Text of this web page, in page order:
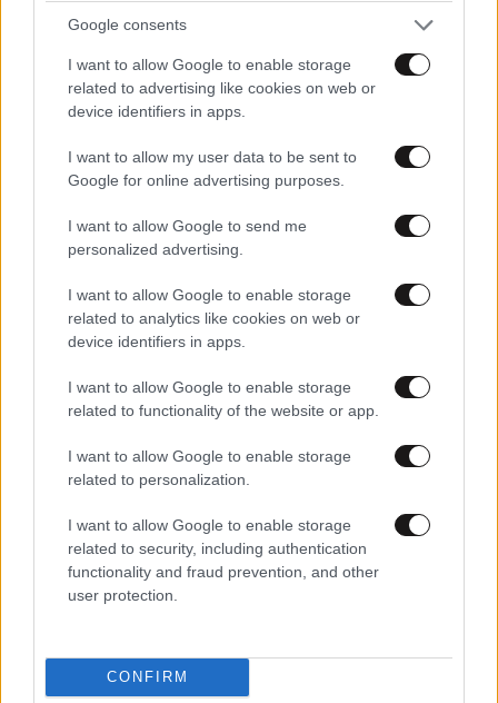
Google consents
I want to allow Google to enable storage
related to advertising like cookies on web or
device identifiers in apps.
I want to allow my user data to be sent to
Google for online advertising purposes.
I want to allow Google to send me
personalized advertising.
I want to allow Google to enable storage
related to analytics like cookies on web or
device identifiers in apps.
I want to allow Google to enable storage
related to functionality of the website or app.
I want to allow Google to enable storage
related to personalization.
I want to allow Google to enable storage
related to security, including authentication
functionality and fraud prevention, and other
user protection.
CONFIRM
ΚΑΘΟΝΤΟΥΣΑΝ ΒΟΛΕΜΕΝΟΙ ΞΕΚΟΥΡΑΣΤΟΙ ΣΙΓΟΥΡΟΙ
ΠΑΡΑΝΟΜΗ ΚΑΤΑΧΡΗΣΗ ΣΥΓΚΟΙΝΟΝΟΥΝΤΩΝ
ΔΟΧΕΙΩΝ ΝΑ ΠΕΡΝΑΝΕ ΤΟΥΣ ΠΕΛΑΤΕΣ ΠΟΛΙΤΕΣ
ΑΣΦΑΛΙΣΜΕΝΟΥΣ ΤΟΥΣ ΑΠΟ ΤΟ Ε Σ Υ / Ι Κ Α / Τ Ε Β
Ε ΚΛΠ ΣΤΑ ΙΑΤΡΕΙΑ ΤΟΥΣ ΝΑ ΤΟΥΣ ΤΑ ΠΕΡΝΟΥΝ
ΔΙΠΛΑ ΚΑΙ ΤΡΙΠΛΑ ΚΑΙ ΜΑΥΡΑ . ΤΩΡΑ ΗΡΘΕΣ ΚΥΡΙΕ
Απαντήστε
Η κυβέρνηση των αχρήστων δεν έκανε τίποτα για την
προσλήψεις γιατρών και νοσηλευτών. Όπως
συμβούλευε ο ΣΥΡΙΖΑ ήδη από πέρυσι το Μάιο.
Απαντήστε
Κοινοβουλευτική τυπικότητι πρέπει να